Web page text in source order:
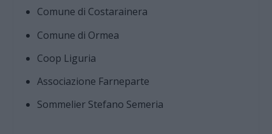
Comune di Costarainera
Comune di Ormea
Coop Liguria
Associazione Farneparte
Sommelier Stefano Semeria